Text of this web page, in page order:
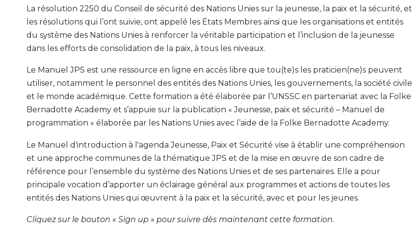
La résolution 2250 du Conseil de sécurité des Nations Unies sur la jeunesse, la paix et la sécurité, et
les résolutions qui l’ont suivie, ont appelé les États Membres ainsi que les organisations et entités
du système des Nations Unies à renforcer la véritable participation et l’inclusion de la jeunesse
dans les efforts de consolidation de la paix, à tous les niveaux.
Le Manuel JPS est une ressource en ligne en accès libre que tou(te)s les praticien(ne)s peuvent
utiliser, notamment le personnel des entités des Nations Unies, les gouvernements, la société civile
et le monde académique. Cette formation a été élaborée par l’UNSSC en partenariat avec la Folke
Bernadotte Academy et s’appuie sur la publication « Jeunesse, paix et sécurité – Manuel de
programmation » élaborée par les Nations Unies avec l’aide de la Folke Bernadotte Academy.
Le Manuel d'introduction à l'agenda Jeunesse, Paix et Sécurité vise à établir une compréhension
et une approche communes de la thématique JPS et de la mise en œuvre de son cadre de
référence pour l’ensemble du système des Nations Unies et de ses partenaires. Elle a pour
principale vocation d’apporter un éclairage général aux programmes et actions de toutes les
entités des Nations Unies qui œuvrent à la paix et la sécurité, avec et pour les jeunes.
Cliquez sur le bouton « Sign up » pour suivre dès maintenant cette formation.